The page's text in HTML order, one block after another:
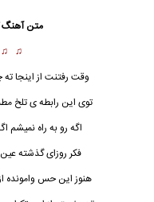
متن آهنگ
♫ ♫
وقت رفتنت از اینجا
توی این رابطه ی تلخ
اگه رو به راه نمیشم
فکر روزایگذشته
هنوز این حس وامونده